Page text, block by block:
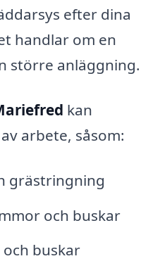
efter dina
handlar om en
större anläggning.
kan
arbete, såsom:
grästringning
och buskar
och buskar